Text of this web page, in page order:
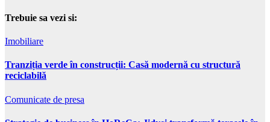
Trebuie sa vezi si:
Imobiliare
Tranziția verde în construcții: Casă modernă cu structură
reciclabilă
Comunicate de presa